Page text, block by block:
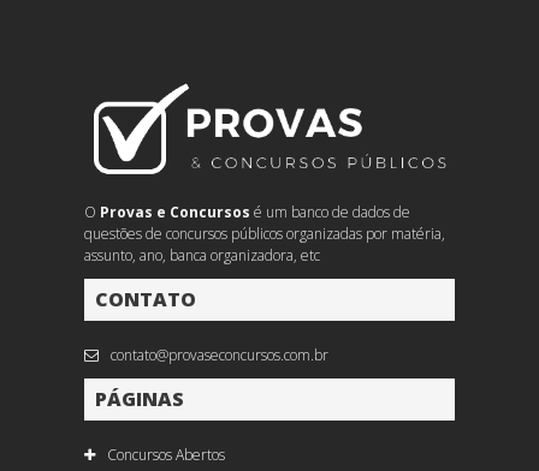
O Provas e Concursos é um banco de dados de
questões de concursos públicos organizadas por matéria,
assunto, ano, banca organizadora, etc
CONTATO
contato@provaseconcursos.com.br
PÁGINAS
Concursos Abertos